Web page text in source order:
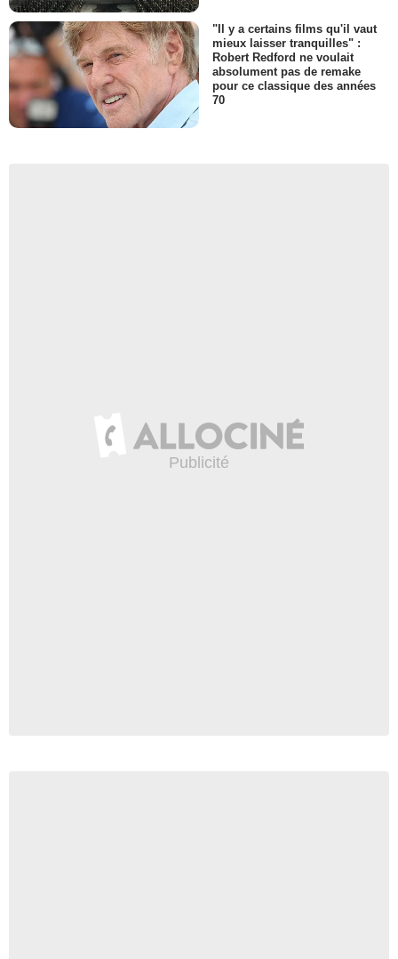
"Il y a certains films qu'il vaut
mieux laisser tranquilles" :
Robert Redford ne voulait
absolument pas de remake
pour ce classique des années
70